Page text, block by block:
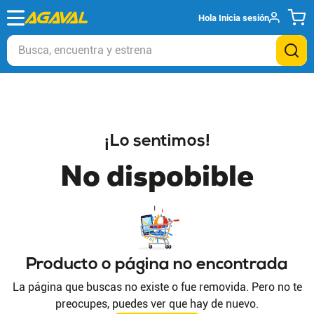
Hola Inicia sesión
Busca, encuentra y estrena
¡Lo sentimos!
No dispobible
Producto o página no encontrada
La página que buscas no existe o fue removida. Pero no te
preocupes, puedes ver que hay de nuevo.